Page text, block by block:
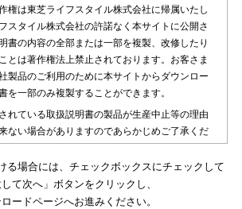
権は東芝ライフスタイル株式会社に帰属いたし
スタイル株式会社の許諾なく本サイトに公開さ
書の内容の全部または一部を複製、改修したり
とは著作権法上禁止されております。お客さま
製品のご利用のために本サイトからダウンロー
を一部のみ複製することができます。
れている取扱説明書の製品が生産中止等の理由
ない場合がありますのであらかじめご了承くだ
れている取扱説明書は、製品が発売された時点
おります。従いまして本サイトに掲載されてい
載内容とお客さまがお持ちの製品の仕様がその
る場合には、チェックボックスにチェックして
して次へ」ボタンをクリックし、
ードページへお進みください。